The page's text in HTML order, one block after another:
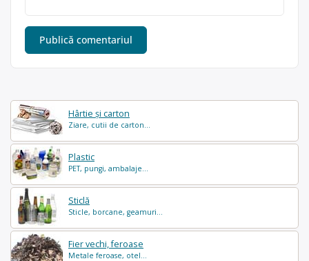
Hârtie și carton
Ziare, cutii de carton...
Plastic
PET, pungi, ambalaje...
Sticlă
Sticle, borcane, geamuri...
Fier vechi, feroase
Metale feroase, otel...